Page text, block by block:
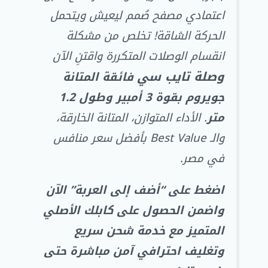
اعتمادي مصفح صُمم ليعيش ويتحمل
الحركة الشاقة! تخلص من مشكلة
انقسام الوصلات المتكررة واقتنِ الآن
وصلة تايب سيفائقة المتانة
جويروم بقوة 3 أمبير وطول 1.2
متر. الأداء المتوازن، المتانة الخارقة،
والـ Best Value بأفضل سعر منافس
في مصر.
اضغط على “أضف إلى العربة” الآن
واضمن الحصول على كابلك الأصلي
المتميز مع خدمة شحن سريع
وتغليف احترافي آمن مباشرة حتى